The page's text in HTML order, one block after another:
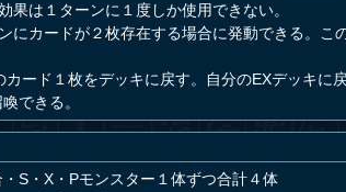
果は１ターンに１度しか使用できない。
にカードが２枚存在する場合に発動できる。こ
カード１枚をデッキに戻す。自分のEXデッキに
できる。
・S・X・Pモンスター１体ずつ合計４体